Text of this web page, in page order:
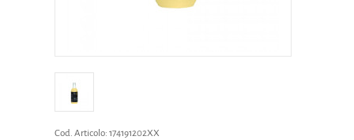
Cod. Articolo: 174191202XX